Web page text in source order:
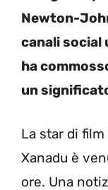
Newton-
canali social
ha
un
La star di
Xanadu è
ore. Una